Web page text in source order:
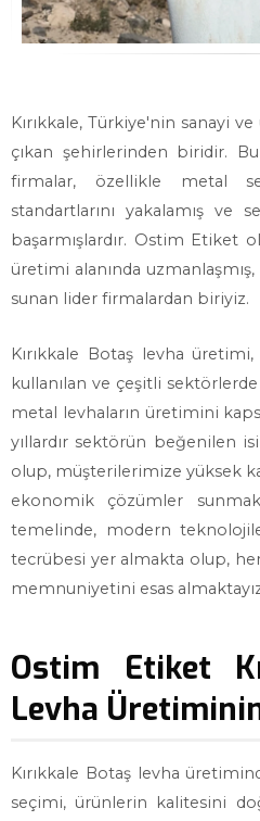
Kırıkkale, Türkiye'nin sanayi
çıkan şehirlerinden biridir.
firmalar, özellikle metal
standartlarını yakalamış ve
başarmışlardır. Ostim Etiket
üretimi alanında
sunan lider firmalardan biriyiz.
Kırıkkale Botaş levha
kullanılan ve çeşitli
metal levhaların üretimini
yıllardır sektörün beğenilen
olup, müşterilerimize yüksek
ekonomik çözümler
temelinde, modern
tecrübesi yer almakta olup,
memnuniyetini esas
Ostim Etiket
Levha
Kırıkkale Botaş levha
seçimi, ürünlerin kalitesini